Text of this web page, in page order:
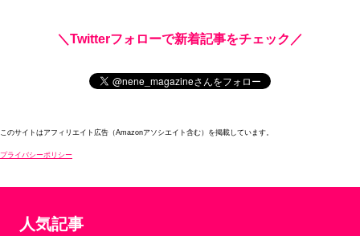
＼Twitterフォローで新着記事をチェック／
このサイトはアフィリエイト広告（Amazonアソシエイト含む）を掲載しています。
プライバシーポリシー
人気記事